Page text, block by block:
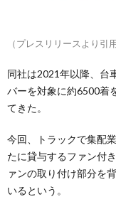
（プレスリリースより引用
同社は2021年以降、台
バーを対象に約6500着
てきた。
今回、トラックで集配
たに貸与するファン付
ァンの取り付け部分を
いるという。